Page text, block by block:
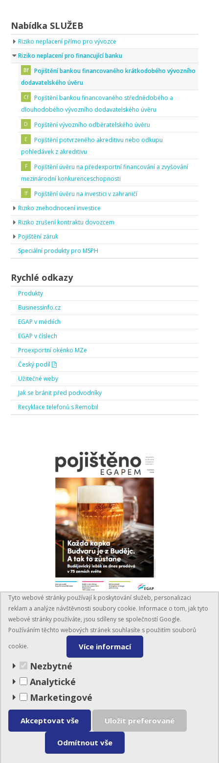
Nabídka SLUŽEB
Riziko neplacení přímo pro vývozce
Riziko neplacení pro financující banku
Pojištění bankou financovaného krátkodobého vývozního
dodavatelského úvěru
Pojištění bankou financovaného střednědobého a
dlouhodobého vývozního dodavatelského úvěru
Pojištění vývozního odběratelského úvěru
Pojištění potvrzeného akreditivu nebo odkupu
pohledávek z akreditivu
Pojištění úvěru na předexportní financování a zvyšování
mezinárodní konkurenceschopnosti
Pojištění úvěru na investici v zahraničí
Riziko znehodnocení investice
Riziko zrušení kontraktu dovozcem
Pojištění záruk
Speciální produkty pro MSPH
Rychlé odkazy
Produkty
Businessinfo.cz
EGAP v médiích
EGAP v číslech
Proexportní okénko MZe
Český podíl
Užitečné weby
Jak se bránit před podvodníky
Recyklace telefonů s Remobil
PŘEČÍST ČASOPIS
BusinessInfo.cz
© EGAP 2026
Mapa stránek
Tyto webové stránky používají k poskytování služeb, personalizaci
reklam a analýze návštěvnosti soubory cookie. Informace o tom, jak tyto
webové stránky používáte, jsou sdíleny se společností Google.
Používáním těchto webových stránek souhlasíte s použitím souborů
cookie.
Více informací
Nezbytné
Analytické
Marketingové
Akceptovat vše Uložit preferované
Odmítnout vše